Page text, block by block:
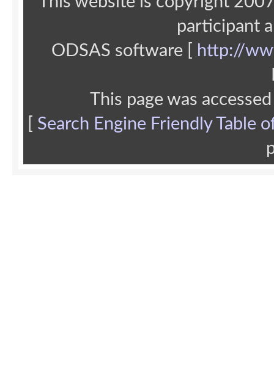
participant
ODSAS software [
http://
This page was
Search Engine Friendly Table